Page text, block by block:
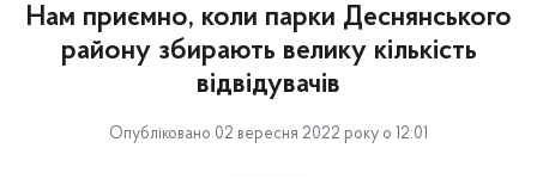
Нам приємно, коли парки Деснянського
району збирають велику кількість
відвідувачів
Опубліковано 02 вересня 2022 року о 12:01